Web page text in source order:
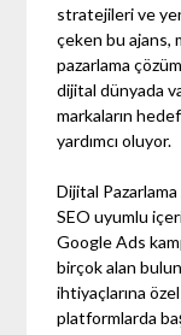
stratejileri ve
çeken bu ajans,
pazarlama
dijital dünyada
markaların
yardımcı oluyor.
Dijital
SEO uyumlu
Google Ads
birçok alan
ihtiyaçlarına
platformlarda